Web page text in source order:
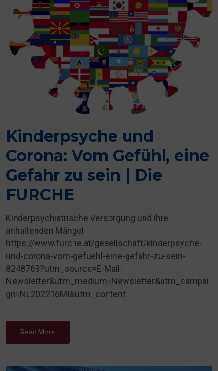
Kinderpsyche und
Corona: Vom Gefühl, eine
Gefahr zu sein | Die
FURCHE
Kinderpsychiatrische Versorgung und ihre
anhaltenden Mängel
https://www.furche.at/gesellschaft/kinderpsyche-
und-corona-vom-gefuehl-eine-gefahr-zu-sein-
8248763?utm_source=E-Mail-
Newsletter&utm_medium=Newsletter&utm_campai
gn=NL202216MI&utm_content
Read More